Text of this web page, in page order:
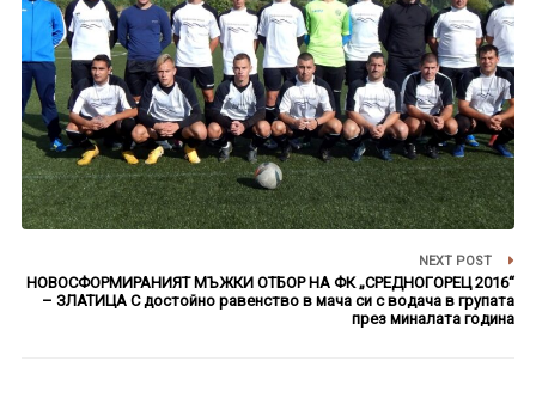
NEXT POST
НОВОСФОРМИРАНИЯТ МЪЖКИ ОТБОР НА ФК „СРЕДНОГОРЕЦ 2016“
– ЗЛАТИЦА С достойно равенство в мача си с водача в групата
през миналата година